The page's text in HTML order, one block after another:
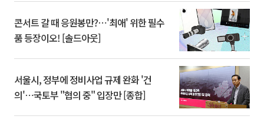
콘서트 갈 때 응원봉만?⋯'최애' 위한 필수
품 등장이오! [솔드아웃]
서울시, 정부에 정비사업 규제 완화 '건
의'⋯국토부 "협의 중" 입장만 [종합]